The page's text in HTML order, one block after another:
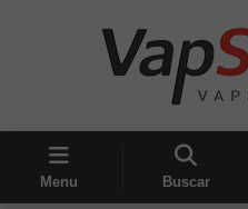
Menu Buscar